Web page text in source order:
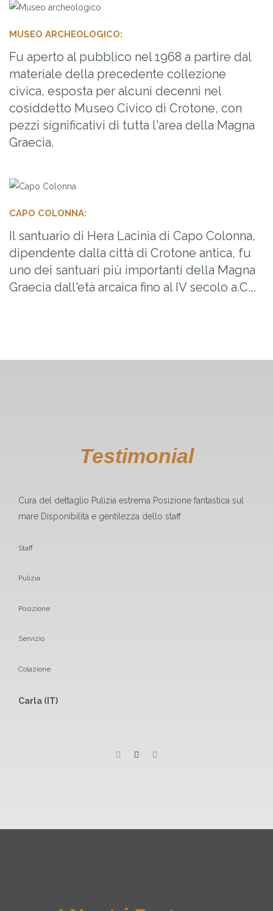
MUSEO ARCHEOLOGICO:
Fu aperto al pubblico nel 1968 a partire dal
materiale della precedente collezione
civica, esposta per alcuni decenni nel
cosiddetto Museo Civico di Crotone, con
pezzi significativi di tutta l'area della Magna
Graecia.
CAPO COLONNA:
Il santuario di Hera Lacinia di Capo Colonna,
dipendente dalla città di Crotone antica, fu
uno dei santuari più importanti della Magna
Graecia dall'età arcaica fino al IV secolo a.C.,.
Testimonial
Cura del dettaglio Pulizia estrema Posizione fantastica sul
mare Disponibilità e gentilezza dello staff
Staff
Pulizia
Posizione
Servizio
Colazione
Carla (IT)